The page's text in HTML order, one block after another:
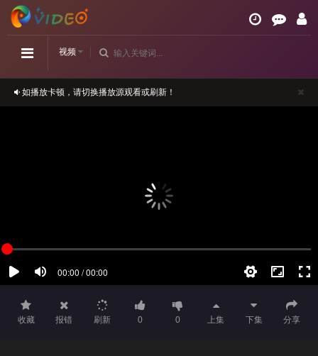
视频
如播放卡顿，请切换播放源观看或刷新！
收藏 报错 刷新 0 0 上集 下集 分享